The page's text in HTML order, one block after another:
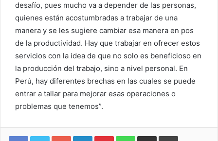
desafío, pues mucho va a depender de las personas,
quienes están acostumbradas a trabajar de una
manera y se les sugiere cambiar esa manera en pos
de la productividad. Hay que trabajar en ofrecer estos
servicios con la idea de que no solo es beneficioso en
la producción del trabajo, sino a nivel personal. En
Perú, hay diferentes brechas en las cuales se puede
entrar a tallar para mejorar esas operaciones o
problemas que tenemos”.
Google+ LinkedIn Pinterest WhatsApp